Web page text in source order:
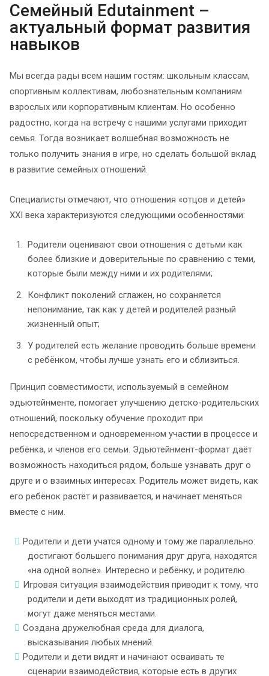
Семейный Edutainment –
актуальный формат развития
навыков
Мы всегда рады всем нашим гостям: школьным классам,
спортивным коллективам, любознательным компаниям
взрослых или корпоративным клиентам. Но особенно
радостно, когда на встречу с нашими услугами приходит
семья. Тогда возникает волшебная возможность не
только получить знания в игре, но сделать большой вклад
в развитие семейных отношений.
Специалисты отмечают, что отношения «отцов и детей»
XXI века характеризуются следующими особенностями:
Родители оценивают свои отношения с детьми как
более близкие и доверительные по сравнению с теми,
которые были между ними и их родителями;
Конфликт поколений сглажен, но сохраняется
непонимание, так как у детей и родителей разный
жизненный опыт;
У родителей есть желание проводить больше времени
с ребёнком, чтобы лучше узнать его и сблизиться.
Принцип совместимости, используемый в семейном
эдьютейнменте, помогает улучшению детско-родительских
отношений, поскольку обучение проходит при
непосредственном и одновременном участии в процессе и
ребёнка, и членов его семьи. Эдьютейнмент-формат даёт
возможность находиться рядом, больше узнавать друг о
друге и о взаимных интересах. Родитель может видеть, как
его ребёнок растёт и развивается, и начинает меняться
вместе с ним.
Родители и дети учатся одному и тому же параллельно:
достигают большего понимания друг друга, находятся
«на одной волне». Интересно и ребёнку, и родителю.
Игровая ситуация взаимодействия приводит к тому, что
родители и дети выходят из традиционных ролей,
могут даже меняться местами.
Создана дружелюбная среда для диалога,
высказывания любых мнений.
Родители и дети видят и начинают осваивать те
сценарии взаимодействия, которые есть в других